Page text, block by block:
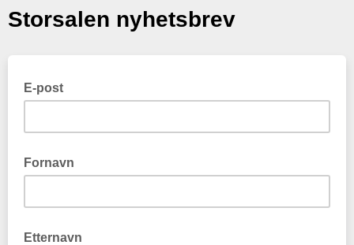
Storsalen nyhetsbrev
E-post
Fornavn
Etternavn